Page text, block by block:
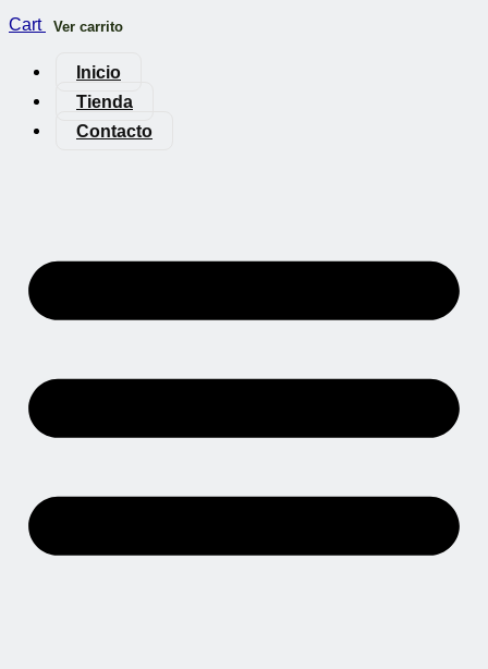
Cart Ver carrito
Inicio
Tienda
Contacto